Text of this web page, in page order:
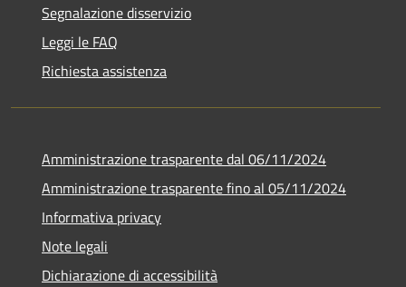
Segnalazione disservizio
Leggi le FAQ
Richiesta assistenza
Amministrazione trasparente dal 06/11/2024
Amministrazione trasparente fino al 05/11/2024
Informativa privacy
Note legali
Dichiarazione di accessibilità